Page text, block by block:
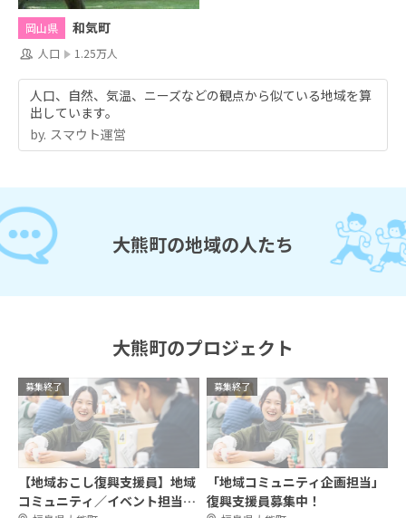
岡山県 和気町
人口 1.25万人
人口、自然、気温、ニーズなどの観点から似ている地域を算
出しています。
by.︎ スマウト運営
大熊町の地域の人たち
大熊町のプロジェクト
募集終了
【地域おこし復興支援員】地域
コミュニティ／イベント担当募
募集終了
「地域コミュニティ企画担当」
復興支援員募集中！